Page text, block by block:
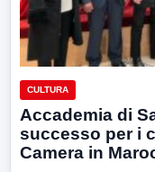
CULTURA
Accademia di
successo per i
Camera in